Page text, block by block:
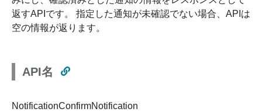
返すAPIです。 指定した通知が未確認でない場合、APIは
空の情報が返ります。
API名
NotificationConfirmNotification